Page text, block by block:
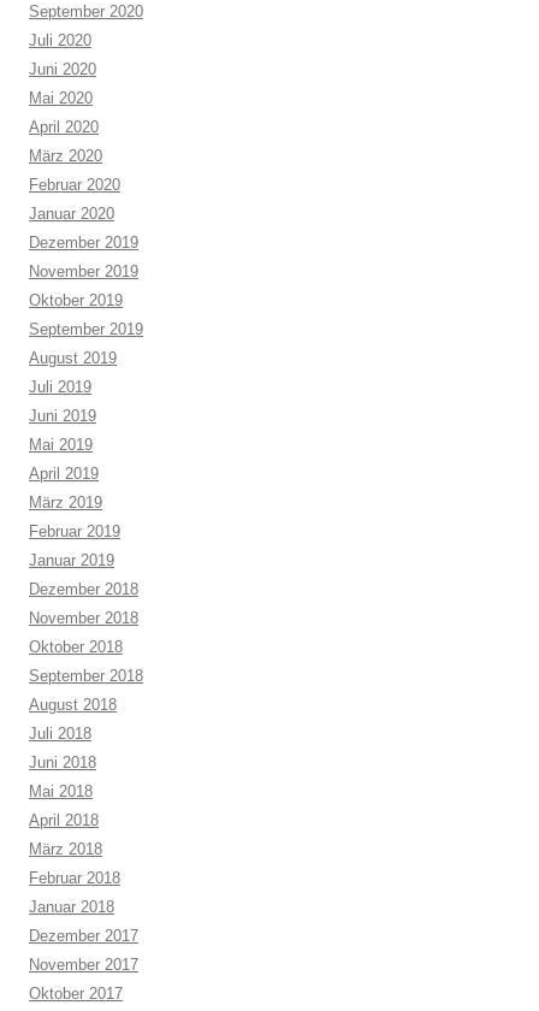
September 2020
Juli 2020
Juni 2020
Mai 2020
April 2020
März 2020
Februar 2020
Januar 2020
Dezember 2019
November 2019
Oktober 2019
September 2019
August 2019
Juli 2019
Juni 2019
Mai 2019
April 2019
März 2019
Februar 2019
Januar 2019
Dezember 2018
November 2018
Oktober 2018
September 2018
August 2018
Juli 2018
Juni 2018
Mai 2018
April 2018
März 2018
Februar 2018
Januar 2018
Dezember 2017
November 2017
Oktober 2017